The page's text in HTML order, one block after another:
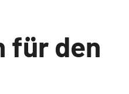
für den